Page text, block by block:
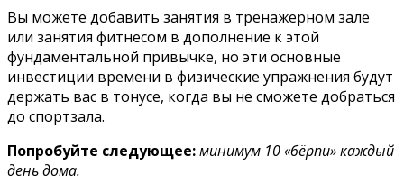
Вы можете добавить занятия в тренажерном зале
или занятия фитнесом в дополнение к этой
фундаментальной привычке, но эти основные
инвестиции времени в физические упражнения будут
держать вас в тонусе, когда вы не сможете добраться
до спортзала.
Попробуйте следующее:минимум 10 «бёрпи» каждый
день дома.